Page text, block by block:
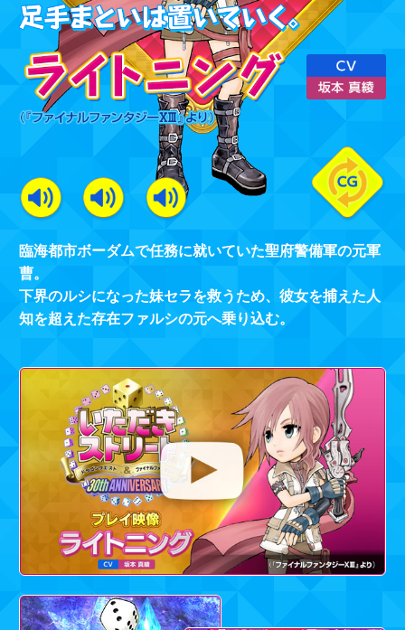
臨海都市ボーダムで任務に就いていた聖府警備軍の元軍
曹。
下界のルシになった妹セラを救うため、彼女を捕えた人
知を超えた存在ファルシの元へ乗り込む。